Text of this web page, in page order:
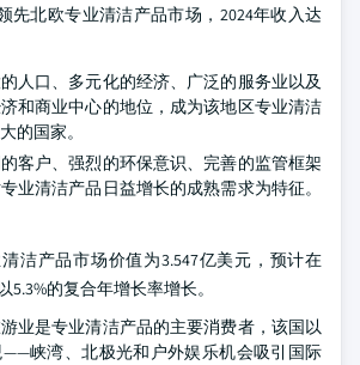
先北欧专业清洁产品市场，2024年收入达
人口、多元化的经济、广泛的服务业以及
和商业中心的地位，成为该地区专业清洁
的国家。
客户、强烈的环保意识、完善的监管框架
业清洁产品日益增长的成熟需求为特征。
洁产品市场价值为3.547亿美元，预计在
5.3%的复合年增长率增长。
业是专业清洁产品的主要消费者，该国以
峡湾、北极光和户外娱乐机会吸引国际